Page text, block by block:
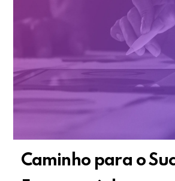
Caminho para o